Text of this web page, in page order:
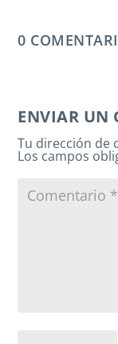
0
ENVIAR UN
Tu dirección de
Los campos